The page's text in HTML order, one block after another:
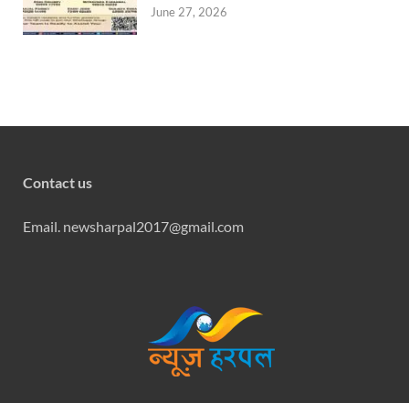
June 27, 2026
Contact us
Email. newsharpal2017@gmail.com